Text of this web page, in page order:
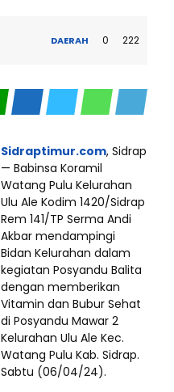
DAERAH 0 222
Sidraptimur.com, Sidrap
— Babinsa Koramil
Watang Pulu Kelurahan
Ulu Ale Kodim 1420/Sidrap
Rem 141/TP Serma Andi
Akbar mendampingi
Bidan Kelurahan dalam
kegiatan Posyandu Balita
dengan memberikan
Vitamin dan Bubur Sehat
di Posyandu Mawar 2
Kelurahan Ulu Ale Kec.
Watang Pulu Kab. Sidrap.
Sabtu (06/04/24).